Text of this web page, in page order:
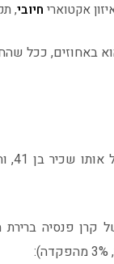
אקטוארי חיובי,
באחוזים, ככל